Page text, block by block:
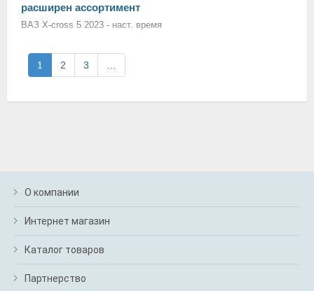
расширен ассортимент
ВАЗ X-cross 5 2023 - наст. время
1 2 3
О компании
Интернет магазин
Каталог товаров
Партнерство